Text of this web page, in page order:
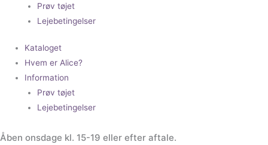
Prøv tøjet
Lejebetingelser
Kataloget
Hvem er Alice?
Information
Prøv tøjet
Lejebetingelser
Åben onsdage kl. 15-19 eller efter aftale.